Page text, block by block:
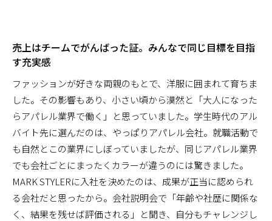
売上はチームでがんばった証。みんなで同じ目標を目指
す充実感
ファッションが好きな両親のもとで、洋服に囲まれて育ちま
した。その影響もあり、小さい頃から漠然と「大人になった
らアパレル業界で働く」と思っていました。学生時代のアル
バイト先に選んだのは、やっぱりアパレル会社。就職活動で
も自然とこの業界にしぼっていましたが、同じアパレル業界
でも会社ごとにまったくカラーが違うのには驚きました。
MARK STYLERに入社を決めたのは、成果が正当に認められ
る会社だと思ったから。会社説明会で「年齢や社歴に関係な
く、結果を残せば評価される」と聞き、自分もチャレンジし